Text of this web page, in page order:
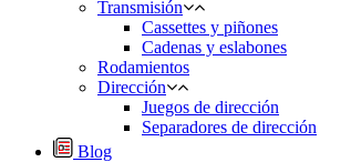
Transmisión
Cassettes y piñones
Cadenas y eslabones
Rodamientos
Dirección
Juegos de dirección
Separadores de dirección
Blog